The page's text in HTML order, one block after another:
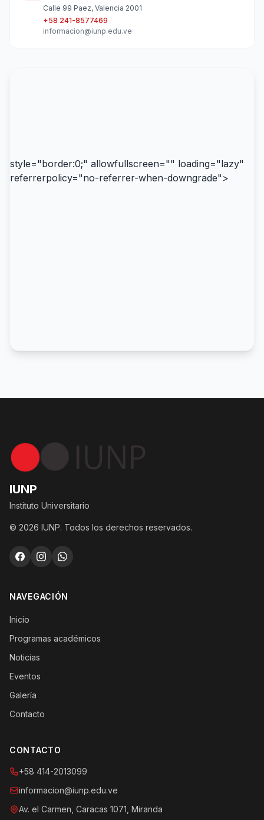
Calle 99 Paez, Valencia 2001
+58 241-8577469
informacion@iunp.edu.ve
style="border:0;" allowfullscreen="" loading="lazy"
referrerpolicy="no-referrer-when-downgrade">
IUNP
Instituto Universitario
© 2026 IUNP. Todos los derechos reservados.
NAVEGACIÓN
Inicio
Programas académicos
Noticias
Eventos
Galería
Contacto
CONTACTO
+58 414-2013099
informacion@iunp.edu.ve
Av. el Carmen, Caracas 1071, Miranda